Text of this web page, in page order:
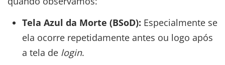
Tela Azul da Morte (BSoD): Especialmente se
ela ocorre repetidamente antes ou logo após
a tela de login.